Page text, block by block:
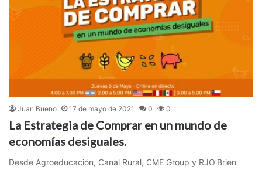
Juan Bueno 17 de mayo de 2021 0 0
La Estrategia de Comprar en un mundo de
economías desiguales.
Desde Agroeducación, Canal Rural, CME Group y RJO’Brien